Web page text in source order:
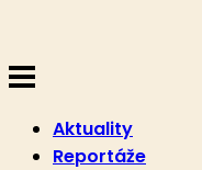
Aktuality
Reportáže